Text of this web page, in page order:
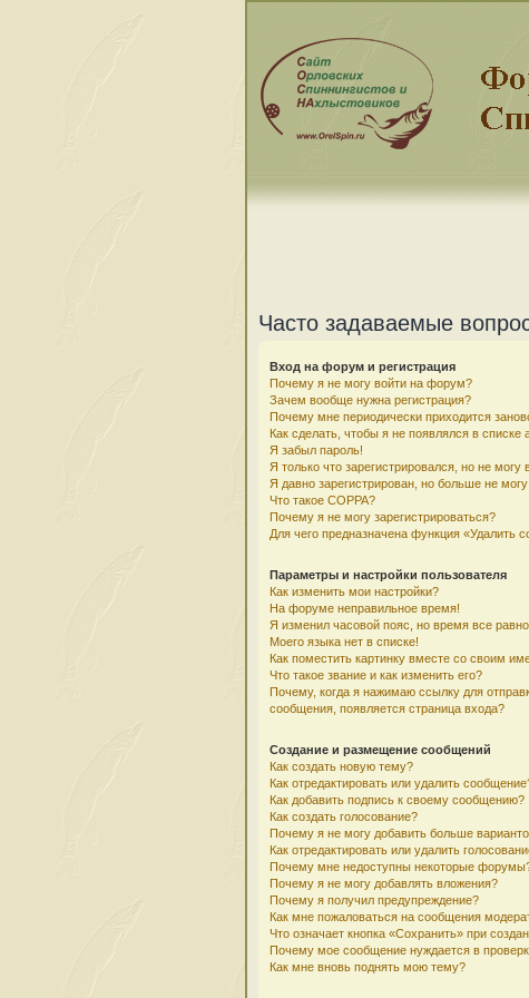
Часто задаваемые
Вход на форум и регистрация
Почему я не могу войти на форум?
Зачем вообще нужна регистрация?
Почему мне периодически приходится
Как сделать, чтобы я не появлялся в списке
Я забыл пароль!
Я только что зарегистрировался, но не могу
Я давно зарегистрирован, но больше не могу
Что такое COPPA?
Почему я не могу зарегистрироваться?
Для чего предназначена функция «Удалить
Параметры и настройки пользователя
Как изменить мои настройки?
На форуме неправильное время!
Я изменил часовой пояс, но время все
Моего языка нет в списке!
Как поместить картинку вместе со своим
Что такое звание и как изменить его?
Почему, когда я нажимаю ссылку для
сообщения, появляется страница входа?
Создание и размещение сообщений
Как создать новую тему?
Как отредактировать или удалить
Как добавить подпись к своему сообщению?
Как создать голосование?
Почему я не могу добавить больше
Как отредактировать или удалить
Почему мне недоступны некоторые
Почему я не могу добавлять вложения?
Почему я получил предупреждение?
Как мне пожаловаться на сообщения
Что означает кнопка «Сохранить» при
Почему мое сообщение нуждается в
Как мне вновь поднять мою тему?